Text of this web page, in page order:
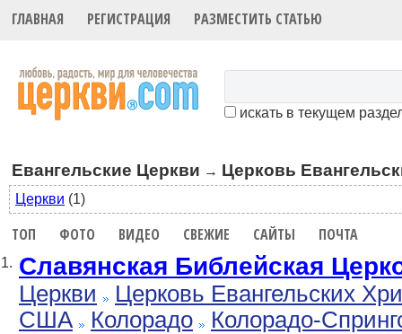
ГЛАВНАЯ РЕГИСТРАЦИЯ РАЗМЕСТИТЬ СТАТЬЮ
искать в текущем
Евангельские Церкви → Церковь
Церкви (1)
ТОП ФОТО ВИДЕО СВЕЖИЕ САЙТЫ ПОЧТА
1. Славянская Библейская
Церкви
Церковь Евангельских
США
Колорадо Колорадо-